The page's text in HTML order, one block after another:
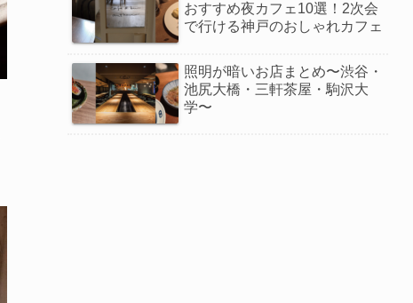
おすすめ夜カフェ10選！2次会
で行ける神戸のおしゃれカフェ
照明が暗いお店まとめ〜渋谷・
池尻大橋・三軒茶屋・駒沢大
学〜